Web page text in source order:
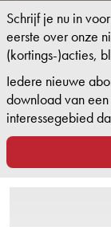
Schrijf je nu in
eerste over onze
(kortings-)acties,
Iedere nieuwe
download van
interessegebied